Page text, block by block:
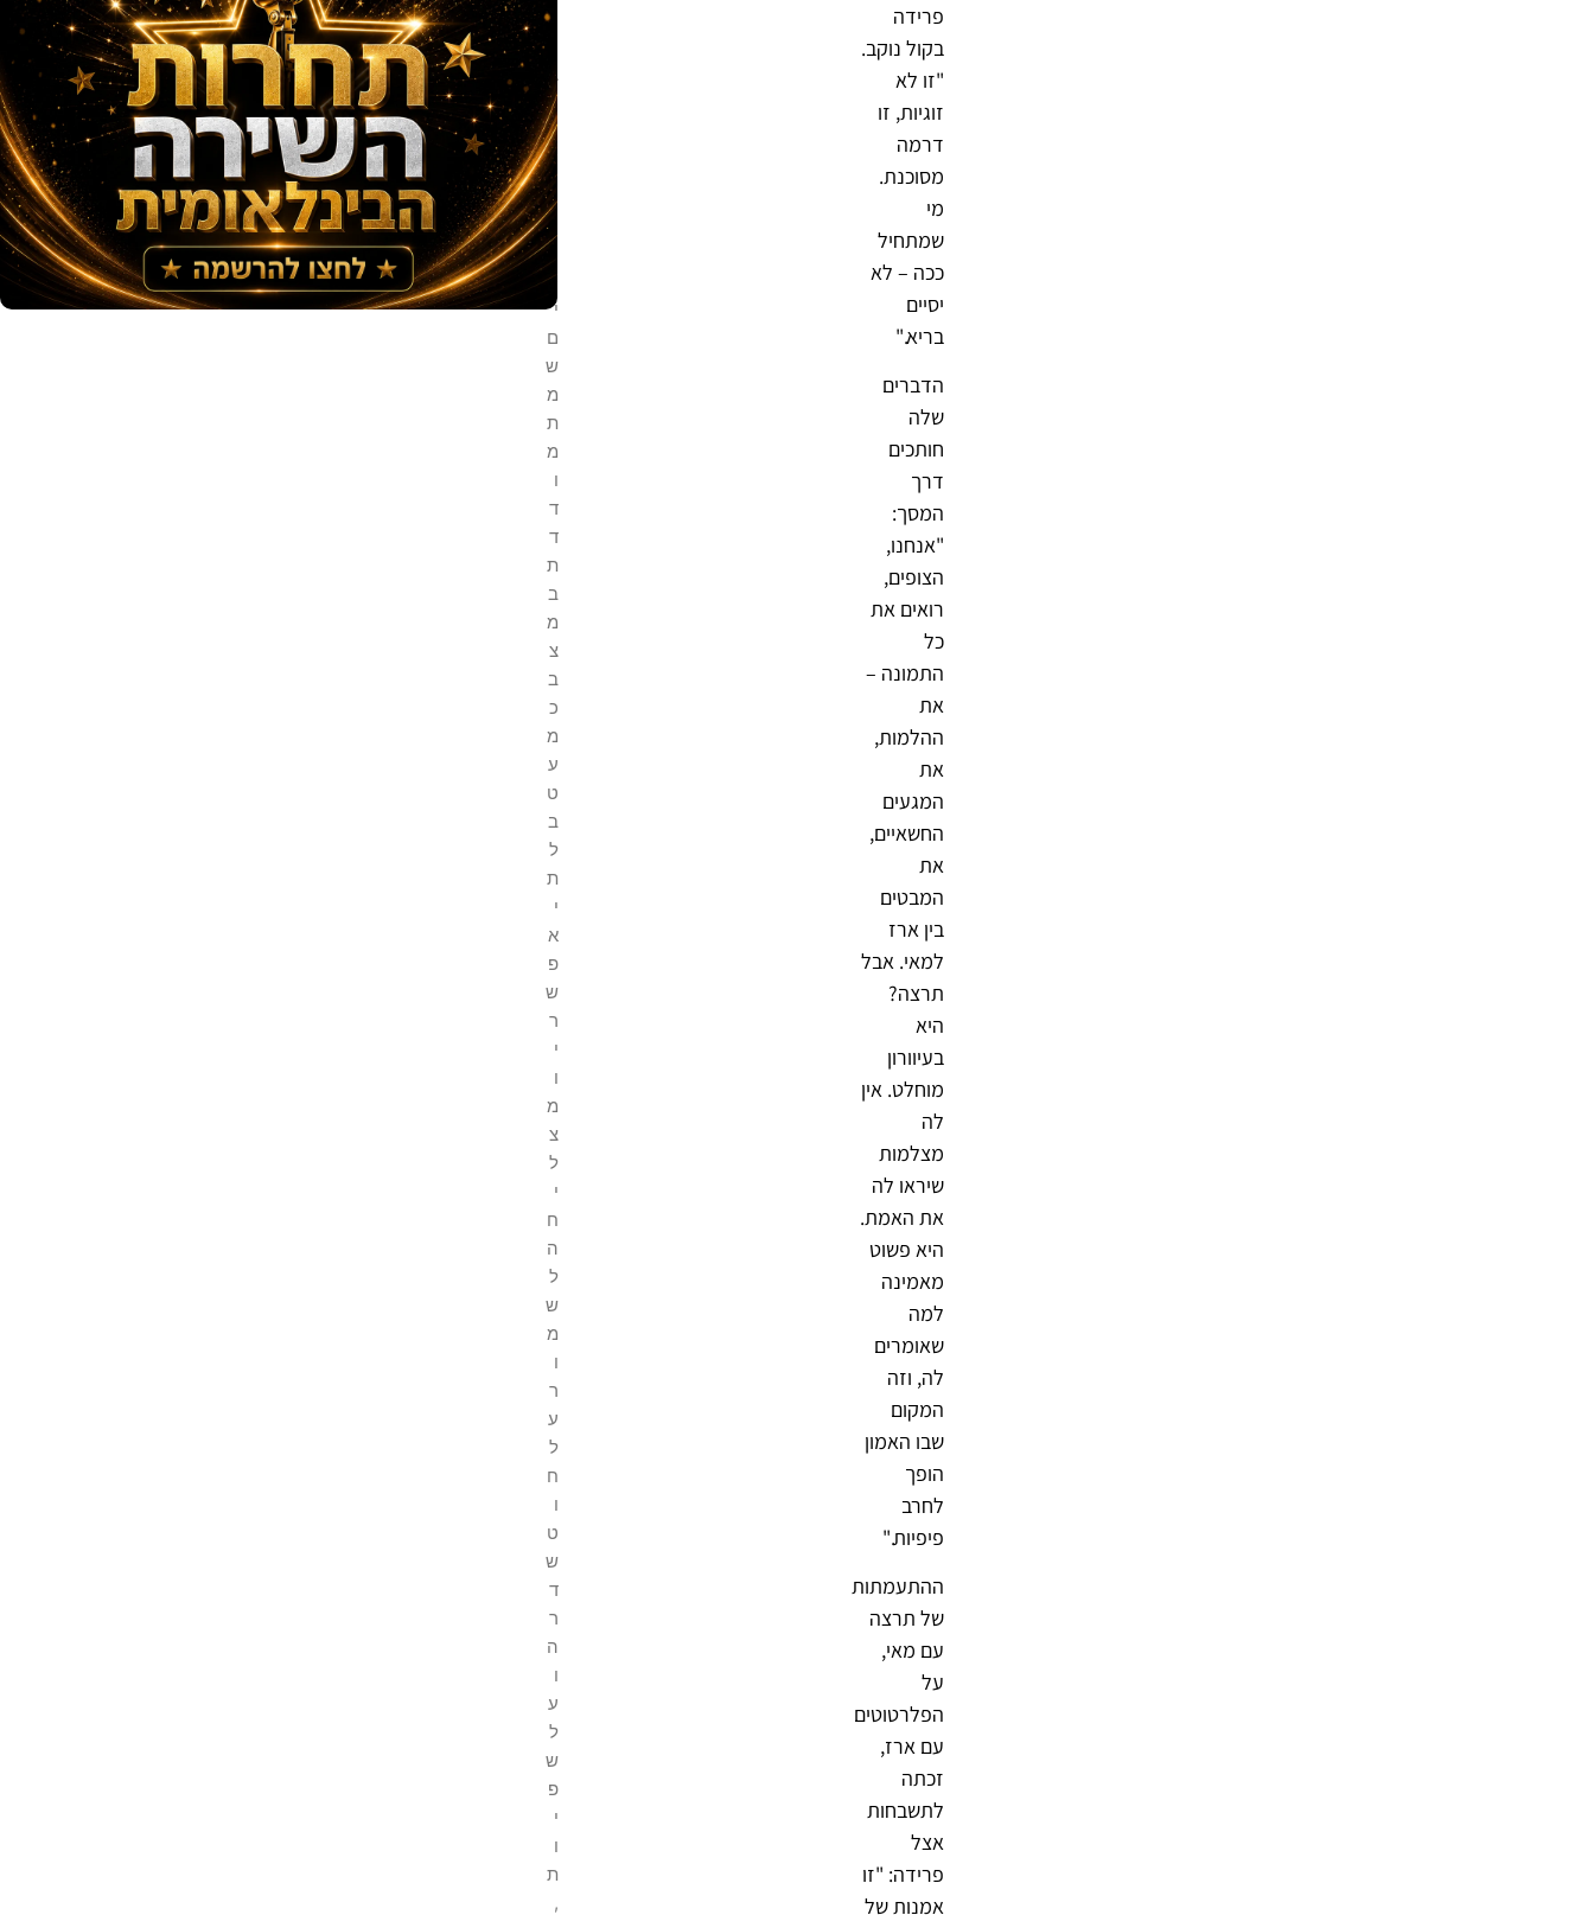
פרידה
בקול נוקב.
"זו לא
זוגיות, זו
דרמה
מסוכנת.
מי
שמתחיל
ככה – לא
יסיים
בריא."
הדברים
שלה
חותכים
דרך
המסך:
"אנחנו,
הצופים,
רואים את
כל
התמונה –
את
ההלמות,
את
המגעים
החשאיים,
את
המבטים
בין ארז
למאי. אבל
תרצה?
היא
בעיוורון
מוחלט. אין
לה
מצלמות
שיראו לה
את האמת.
היא פשוט
מאמינה
למה
שאומרים
לה, וזה
המקום
שבו האמון
הופך
לחרב
פיפיות."
ההתעמתות
של תרצה
עם מאי,
על
הפלרטוטים
עם ארז,
זכתה
לתשבחות
אצל
פרידה: "זו
אמנות של
ה
ז
ק
ה
ע
ם
כ
י
ם
ש
מ
ת
מ
ו
ד
ד
ת
ב
מ
צ
ב
כ
מ
ע
ט
ב
ל
ת
י
א
פ
ש
ר
י
ו
מ
צ
ל
י
ח
ה
ל
ש
מ
ו
ר
ע
ל
ח
ו
ט
ש
ד
ר
ה
ו
ע
ל
ש
פ
י
ו
ת
,